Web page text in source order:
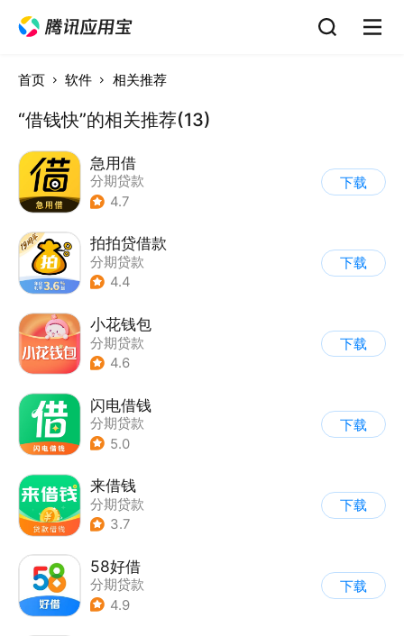
首页 软件 相关推荐
“借钱快”的相关推荐(13)
急用借
分期贷款
4.7
下载
拍拍贷借款
分期贷款
4.4
下载
小花钱包
分期贷款
4.6
下载
闪电借钱
分期贷款
5.0
下载
来借钱
分期贷款
3.7
下载
58好借
分期贷款
4.9
下载